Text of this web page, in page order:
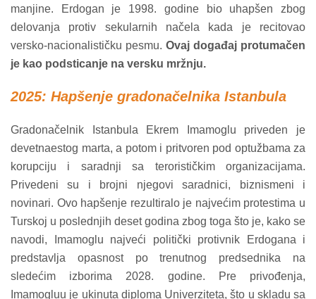
manjine. Erdogan je 1998. godine bio uhapšen zbog
delovanja protiv sekularnih načela kada je recitovao
versko-nacionalističku pesmu. Ovaj događaj protumačen
je kao podsticanje na versku mržnju.
2025: Hapšenje gradonačelnika Istanbula
Gradonačelnik Istanbula Ekrem Imamoglu priveden je
devetnaestog marta, a potom i pritvoren pod optužbama za
korupciju i saradnji sa terorističkim organizacijama.
Privedeni su i brojni njegovi saradnici, biznismeni i
novinari. Ovo hapšenje rezultiralo je najvećim protestima u
Turskoj u poslednjih deset godina zbog toga što je, kako se
navodi, Imamoglu najveći politički protivnik Erdogana i
predstavlja opasnost po trenutnog predsednika na
sledećim izborima 2028. godine. Pre privođenja,
Imamogluu je ukinuta diploma Univerziteta, što u skladu sa